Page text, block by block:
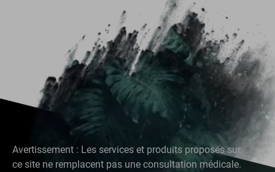
Avertissement : Les services et produits proposés sur
ce site ne remplacent pas une consultation médicale.